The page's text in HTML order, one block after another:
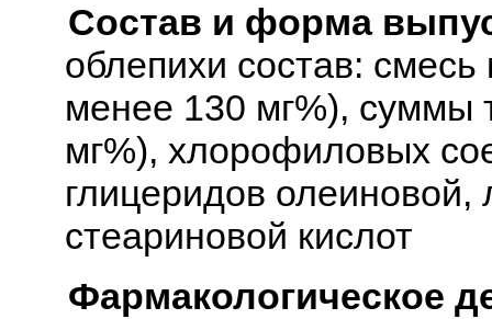
Состав и форма
облепихи состав:
менее 130 мг%), суммы
мг%), хлорофиловых
глицеридов
стеариновой кислот
Фармакологическое